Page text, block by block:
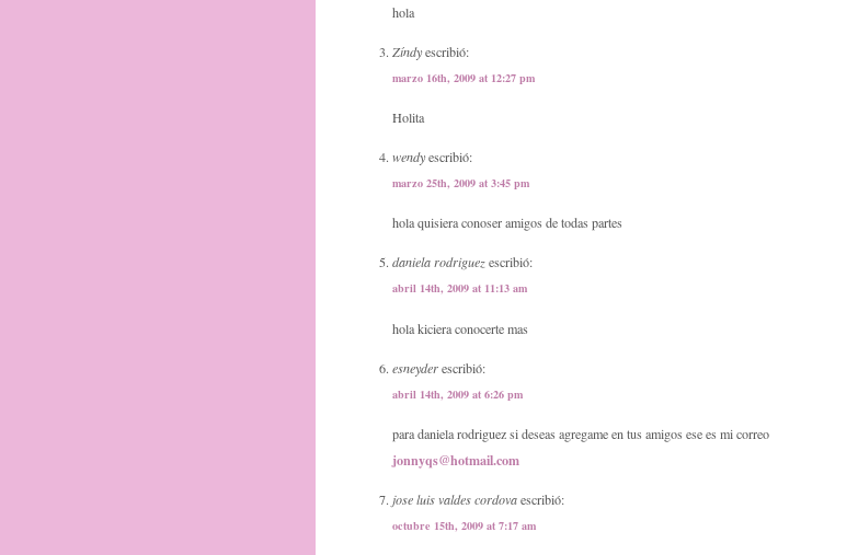
hola
Zíndyescribió:
marzo 16th, 2009 at 12:27 pm
Holita
wendyescribió:
marzo 25th, 2009 at 3:45 pm
hola quisiera conoser amigos de todas partes
daniela rodriguezescribió:
abril 14th, 2009 at 11:13 am
hola kiciera conocerte mas
esneyderescribió:
abril 14th, 2009 at 6:26 pm
para daniela rodriguez si deseas agregame en tus amigos ese es mi correo
jonnyqs@hotmail.com
jose luis valdes cordovaescribió:
octubre 15th, 2009 at 7:17 am